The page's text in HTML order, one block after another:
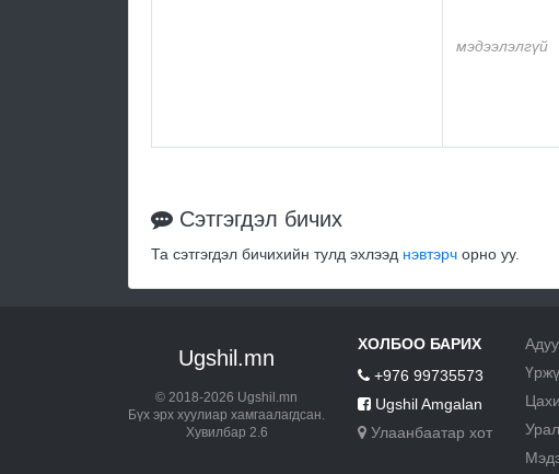
мэдээлэлгүй
Сэтгэгдэл бичих
Та сэтгэгдэл бичихийн тулд эхлээд нэвтэрч орно уу.
Ugshil.mn
© 2018-2026 Ugshil.mn
Бүх эрх хуулиар хамгаалагдсан.
Хувилбар 2.6
ХОЛБОО БАРИХ
+976 99735573
Ugshil Amgalan
Улаанбаатар хот